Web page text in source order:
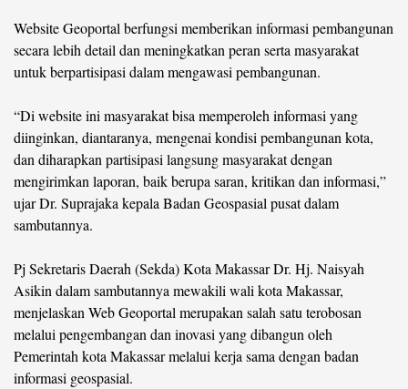
Right
Reserved
Website Geoportal berfungsi memberikan informasi pembangunan
secara lebih detail dan meningkatkan peran serta masyarakat
untuk berpartisipasi dalam mengawasi pembangunan.
“Di website ini masyarakat bisa memperoleh informasi yang
diinginkan, diantaranya, mengenai kondisi pembangunan kota,
dan diharapkan partisipasi langsung masyarakat dengan
mengirimkan laporan, baik berupa saran, kritikan dan informasi,”
ujar Dr. Suprajaka kepala Badan Geospasial pusat dalam
sambutannya.
Pj Sekretaris Daerah (Sekda) Kota Makassar Dr. Hj. Naisyah
Asikin dalam sambutannya mewakili wali kota Makassar,
menjelaskan Web Geoportal merupakan salah satu terobosan
melalui pengembangan dan inovasi yang dibangun oleh
Pemerintah kota Makassar melalui kerja sama dengan badan
informasi geospasial.